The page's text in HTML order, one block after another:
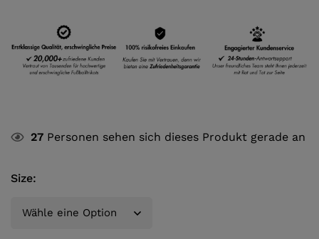
27 Personen sehen sich dieses Produkt gerade an
Size: